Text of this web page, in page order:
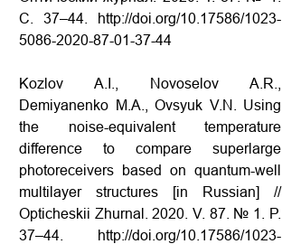
С. 37–44. http://doi.org/10.17586/1023-
5086-2020-87-01-37-44
Kozlov A.I., Novoselov A.R.,
Demiyanenko M.A., Ovsyuk V.N. Using
the noise-equivalent temperature
difference to compare superlarge
photoreceivers based on quantum-well
multilayer structures [in Russian] //
Opticheskii Zhurnal. 2020. V. 87. № 1. P.
37–44. http://doi.org/10.17586/1023-